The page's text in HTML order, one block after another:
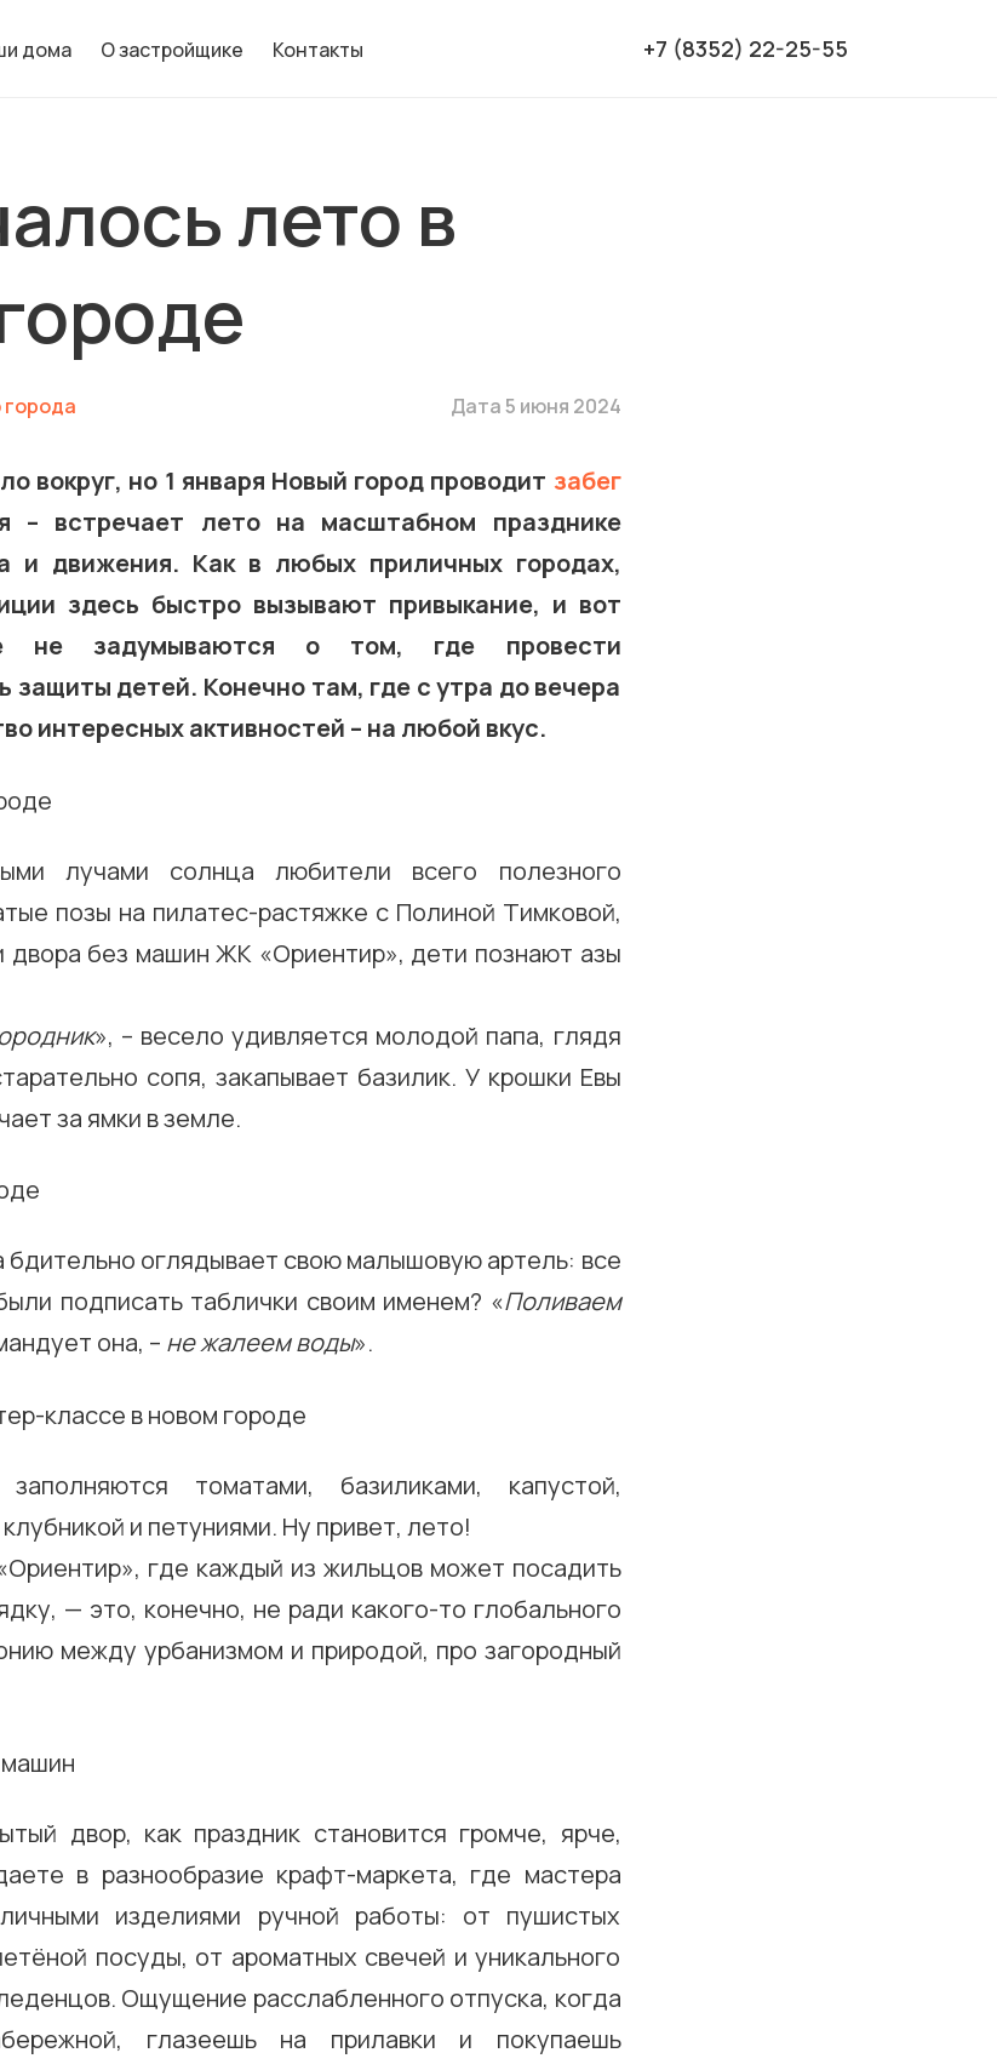
дома О застройщике Контакты +7 (8352) 22-25-55
лето в
Дата 5 июня 2024
вокруг, но 1 января Новый город проводит забег
встречает лето на масштабном празднике
и движения. Как в любых приличных городах,
здесь быстро вызывают привыкание, и вот
не задумываются о том, где провести
детей. Конечно там, где с утра до вечера
интересных активностей – на любой вкус.
лучами солнца любители всего полезного
позы на пилатес-растяжке с Полиной Тимковой,
двора без машин ЖК «Ориентир», дети познают азы
», – весело удивляется молодой папа, глядя
сопя, закапывает базилик. У крошки Евы
за ямки в земле.
оглядывает свою малышовую артель: все
подписать таблички своим именем? «Поливаем
она, – не жалеем воды».
томатами, базиликами, капустой,
и петуниями. Ну привет, лето!
где каждый из жильцов может посадить
— это, конечно, не ради какого-то глобального
между урбанизмом и природой, про загородный
двор, как праздник становится громче, ярче,
в разнообразие крафт-маркета, где мастера
изделиями ручной работы: от пушистых
посуды, от ароматных свечей и уникального
Ощущение расслабленного отпуска, когда
глазеешь на прилавки и покупаешь